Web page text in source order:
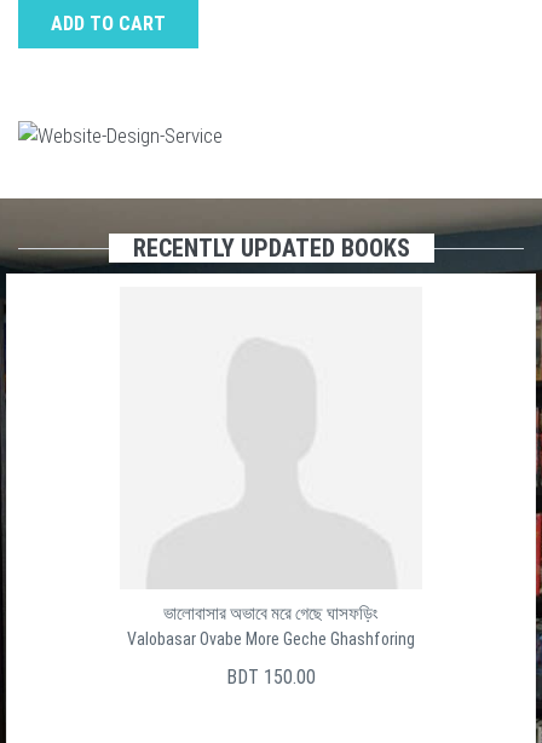
ADD TO CART
RECENTLY UPDATED BOOKS
ভালোবাসার অভাবে মরে গেছে ঘাসফড়িং
Valobasar Ovabe More Geche Ghashforing
BDT 150.00